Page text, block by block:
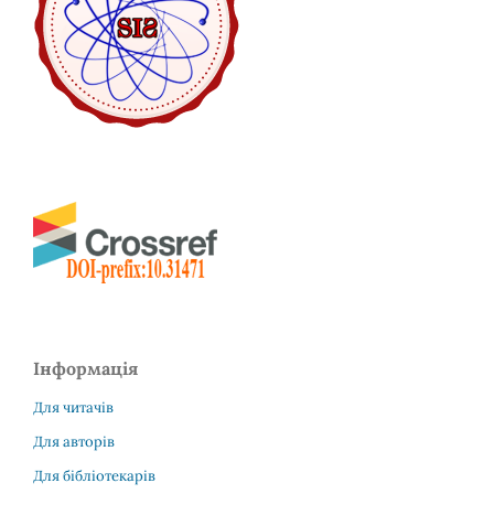
Інформація
Для читачів
Для авторів
Для бібліотекарів